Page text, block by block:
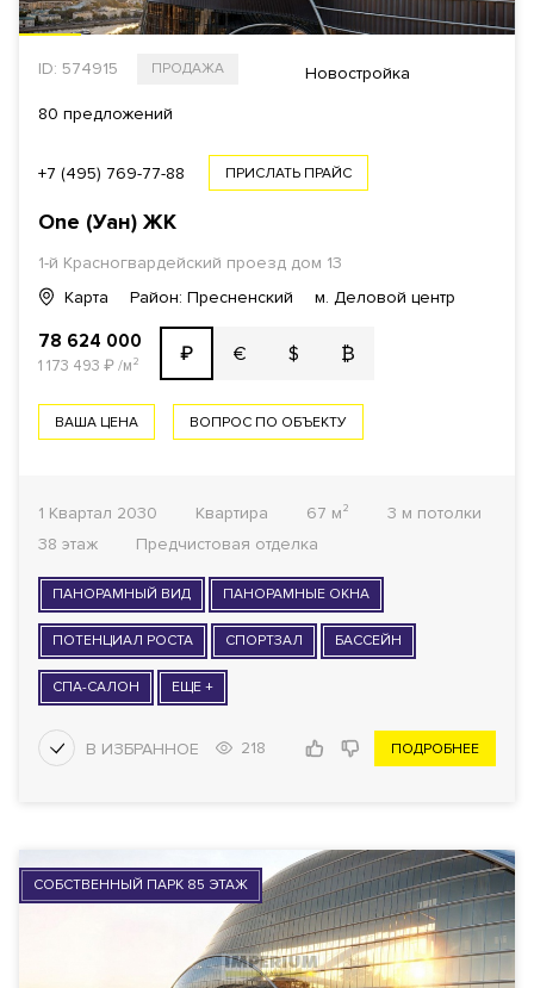
ID: 574915 ПРОДАЖА Новостройка
80 предложений
+7 (495) 769-77-88 ПРИСЛАТЬ ПРАЙС
One (Уан) ЖК
1-й Красногвардейский проезд дом 13
Карта
Район: Пресненский м. Деловой центр
78 624 000
1 173 493 ₽/м² ₽ € $ ₿
ВАША ЦЕНА ВОПРОС ПО ОБЪЕКТУ
1 Квартал 2030 Квартира 67 м²
3 м потолки
38 этаж
Предчистовая отделка
ПАНОРАМНЫЙ ВИД ПАНОРАМНЫЕ ОКНА
ПОТЕНЦИАЛ РОСТА СПОРТЗАЛ БАССЕЙН
СПА-САЛОН ЕЩЕ +
218 ПОДРОБНЕЕ
СОБСТВЕННЫЙ ПАРК 85 ЭТАЖ